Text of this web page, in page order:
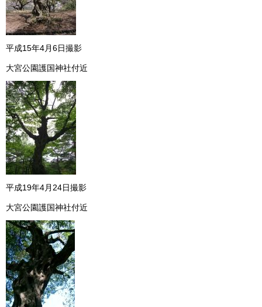
平成15年4月6日撮影
大宮公園護国神社付近
平成19年4月24日撮影
大宮公園護国神社付近